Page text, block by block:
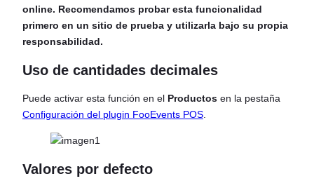
online. Recomendamos probar esta funcionalidad
primero en un sitio de prueba y utilizarla bajo su propia
responsabilidad.
Uso de cantidades decimales
Puede activar esta función en el Productos en la pestaña
Configuración del plugin FooEvents POS
Valores por defecto